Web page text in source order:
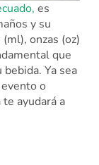
es
y su
onzas (oz)
que
Ya sea
o
ayudará a